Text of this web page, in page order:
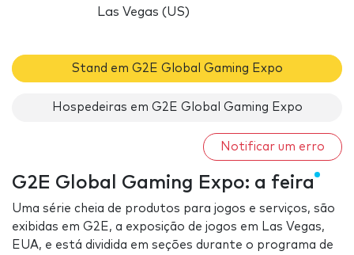
Las Vegas (US)
Stand em G2E Global Gaming Expo
Hospedeiras em G2E Global Gaming Expo
Notificar um erro
G2E Global Gaming Expo: a feira
Uma série cheia de produtos para jogos e serviços, são
exibidas em G2E, a exposição de jogos em Las Vegas,
EUA, e está dividida em seções durante o programa de